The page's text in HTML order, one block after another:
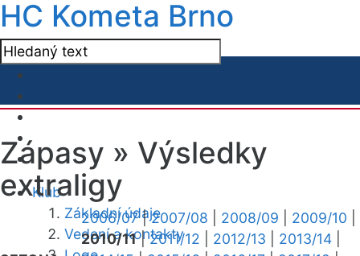
HC Kometa Brno
Klub
Základní údaje
Vedení a kontakty
Zápasy » Výsledky
extraligy
2006/07|2007/08 2008/09 2009/10
2010/11|2011/12 2012/13 2013/14